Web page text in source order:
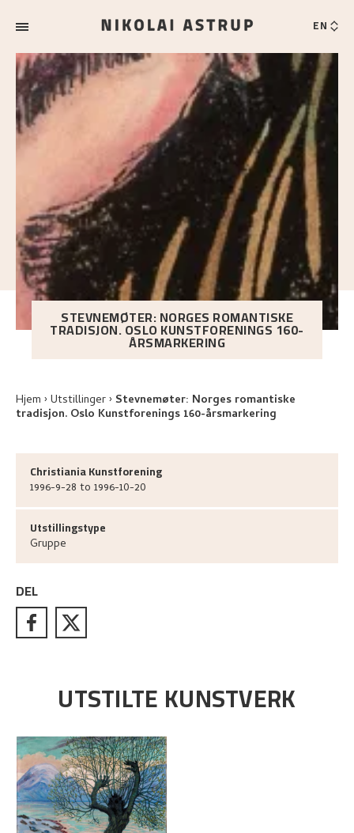
EN
STEVNEMØTER: NORGES ROMANTISKE
TRADISJON. OSLO KUNSTFORENINGS 160-
ÅRSMARKERING
Hjem Utstillinger Stevnemøter: Norges romantiske
tradisjon. Oslo Kunstforenings 160-årsmarkering
Christiania Kunstforening
1996-9-28 to 1996-10-20
Utstillingstype
Gruppe
DEL
UTSTILTE KUNSTVERK